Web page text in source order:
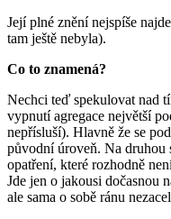
Její plné znění nejspíše
tam ještě nebyla).
Co to znamená?
Nechci teď spekulovat nad
vypnutí agregace největší
nepřísluší). Hlavně že se
původní úroveň. Na druhou
opatření, které rozhodně
Jde jen o jakousi dočasnou
ale sama o sobě ránu